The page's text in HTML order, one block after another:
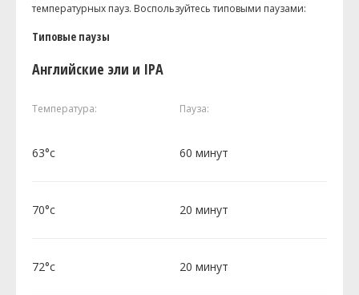
температурных пауз. Воспользуйтесь типовыми паузами:
Типовые паузы
Английские эли и IPA
Температура: Пауза:
63°c 60 минут
70°c 20 минут
72°c 20 минут